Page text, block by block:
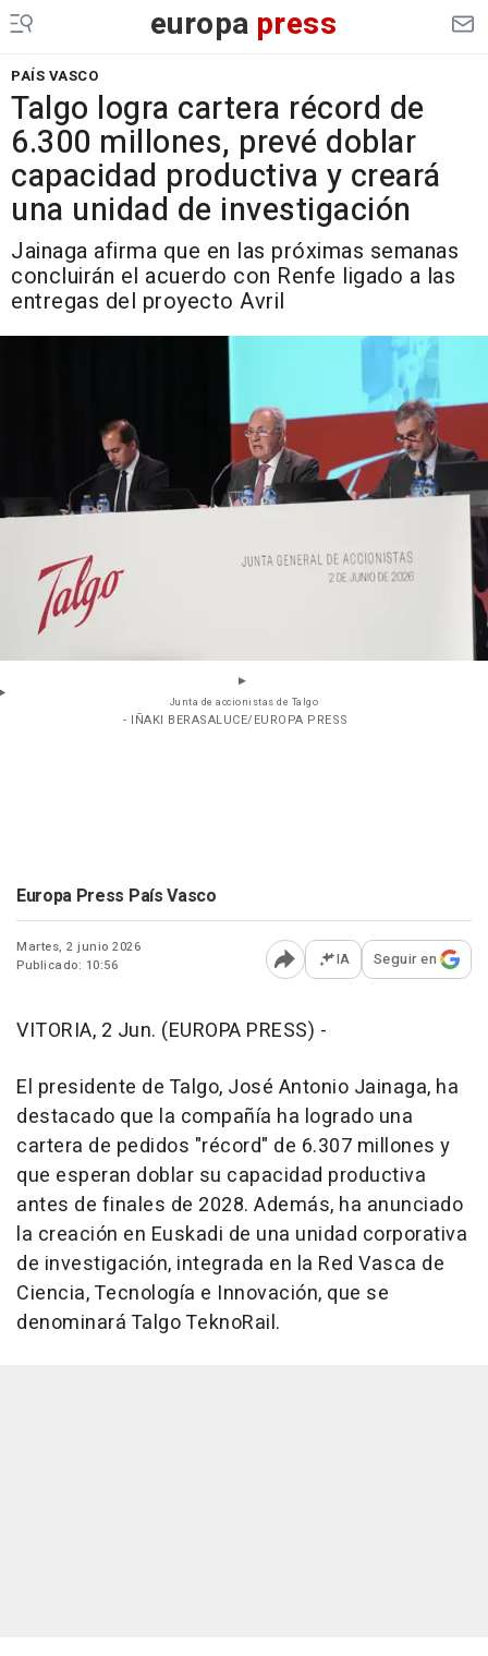
europa press
PAÍS VASCO
Talgo logra cartera récord de
6.300 millones, prevé doblar
capacidad productiva y creará
una unidad de investigación
Jainaga afirma que en las próximas semanas
concluirán el acuerdo con Renfe ligado a las
entregas del proyecto Avril
Junta de accionistas de Talgo
- IÑAKI BERASALUCE/EUROPA PRESS
Europa Press País Vasco
Martes, 2 junio 2026
Publicado: 10:56
Abrir opciones para
IA Seguir en
VITORIA, 2 Jun. (EUROPA PRESS) -
El presidente de Talgo, José Antonio Jainaga, ha
destacado que la compañía ha logrado una
cartera de pedidos "récord" de 6.307 millones y
que esperan doblar su capacidad productiva
antes de finales de 2028. Además, ha anunciado
la creación en Euskadi de una unidad corporativa
de investigación, integrada en la Red Vasca de
Ciencia, Tecnología e Innovación, que se
denominará Talgo TeknoRail.